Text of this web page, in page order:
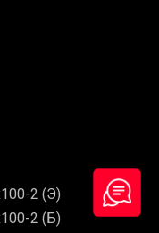
2 (Э)
2 (Б)